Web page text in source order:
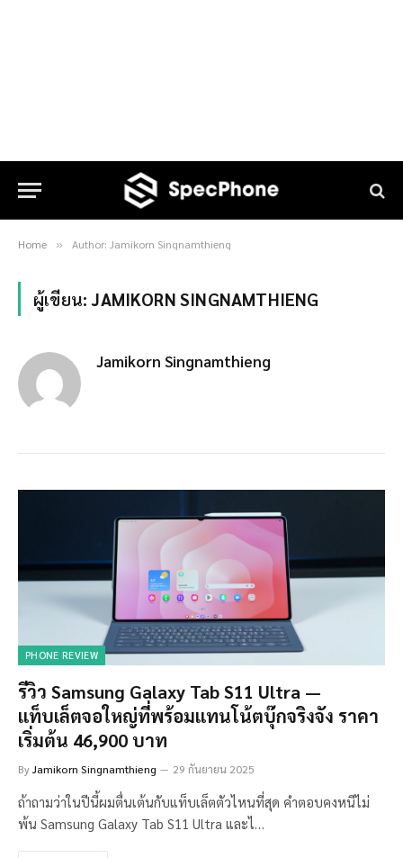
Home » Author: Jamikorn Singnamthieng
ผู้เขียน:JAMIKORN SINGNAMTHIENG
Jamikorn Singnamthieng
PHONE REVIEW
รีวิว Samsung Galaxy Tab S11 Ultra —
แท็บเล็ตจอใหญ่ที่พร้อมแทนโน้ตบุ๊กจริงจัง ราคา
เริ่มต้น 46,900 บาท
ByJamikorn Singnamthieng 29 กันยายน 2025
ถ้าถามว่าในปีนี้ผมตื่นเต้นกับแท็บเล็ตตัวไหนที่สุด คำตอบคงหนีไม่
พ้น Samsung Galaxy Tab S11 Ultra และไ…